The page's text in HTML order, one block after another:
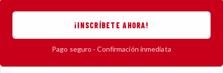
¡INSCRÍBETE AHORA!
Pago seguro · Confirmación inmediata